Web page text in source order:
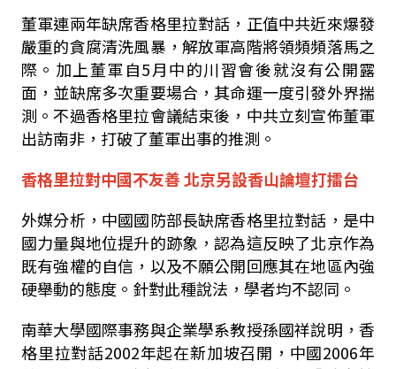
董軍連兩年缺席香格里拉對話，正值中共近來爆發
嚴重的貪腐清洗風暴，解放軍高階將領頻頻落馬之
際。加上董軍自5月中的川習會後就沒有公開露
面，並缺席多次重要場合，其命運一度引發外界揣
測。不過香格里拉會議結束後，中共立刻宣佈董軍
出訪南非，打破了董軍出事的推測。
香格里拉對中國不友善 北京另設香山論壇打擂台
外媒分析，中國國防部長缺席香格里拉對話，是中
國力量與地位提升的跡象，認為這反映了北京作為
既有強權的自信，以及不願公開回應其在地區內強
硬舉動的態度。針對此種說法，學者均不認同。
南華大學國際事務與企業學系教授孫國祥說明，香
格里拉對話2002年起在新加坡召開，中國2006年